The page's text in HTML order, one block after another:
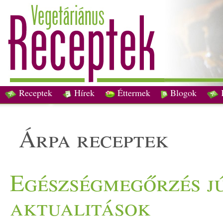
Receptek Hírek Éttermek Blogok
árpa receptek
Egészségmegőrzés
aktualitások